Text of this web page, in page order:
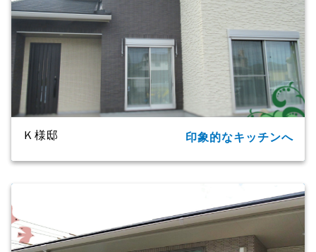
Ｋ様邸 印象的なキッチンへ
124.20㎡(37.57坪)
商品名
CXシリーズ
竣工年月
2019年